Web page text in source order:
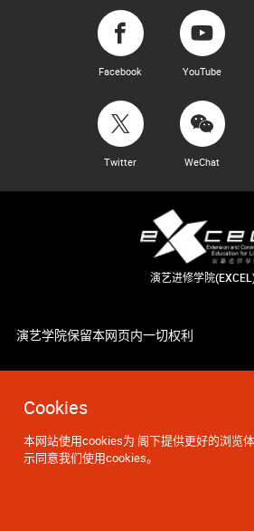
Cookies
本网站使用cookies为 阁下提供更好的浏览
示同意我们使用cookies。
Facebook YouTube
Twitter WeChat
演艺进修学院
演艺学院保留本网页内一切权利